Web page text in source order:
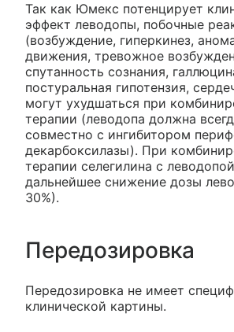
Так как Юмекс потенцирует
эффект леводопы, побочные
(возбуждение, гиперкинез,
движения, тревожное
спутанность сознания,
постуральная гипотензия,
могут ухудшаться при
терапии (леводопа должна
совместно с ингибитором
декарбоксилазы). При
терапии селегилина с
дальнейшее снижение дозы
30%).
Передозировка
Передозировка не имеет
клинической картины.